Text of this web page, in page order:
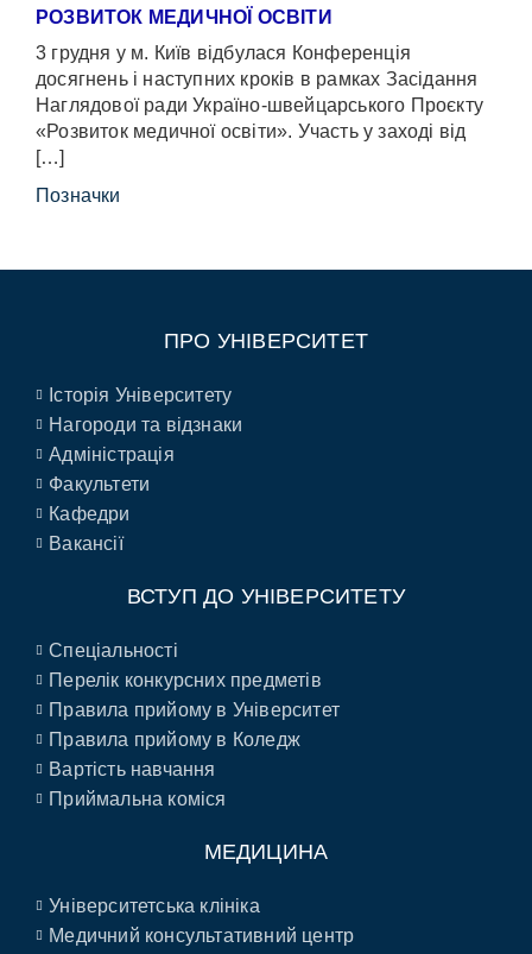
РОЗВИТОК МЕДИЧНОЇ ОСВІТИ
3 грудня у м. Київ відбулася Конференція
досягнень і наступних кроків в рамках Засідання
Наглядової ради Україно-швейцарського Проєкту
«Розвиток медичної освіти». Участь у заході від
[…]
Позначки
ПРО УНІВЕРСИТЕТ
Історія Університету
Нагороди та відзнаки
Адміністрація
Факультети
Кафедри
Вакансії
ВСТУП ДО УНІВЕРСИТЕТУ
Спеціальності
Перелік конкурсних предметів
Правила прийому в Університет
Правила прийому в Коледж
Вартість навчання
Приймальна коміся
МЕДИЦИНА
Університетська клініка
Медичний консультативний центр